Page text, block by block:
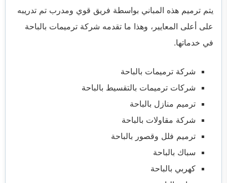
يتم ترميم هذه المباني بواسطة فريق قوي ومدرب تم تدريبه
على أعلى المعايير، وهذا ما تقدمه شركة ترميمات بالباحة
في خدماتها.
شركة ترميمات بالباحة
شركات ترميمات بالتقسيط بالباحة
ترميم منازل بالباحة
شركة مقاولات بالباحة
ترميم فلل وقصور بالباحة
سباك بالباحة
كهربي بالباحة